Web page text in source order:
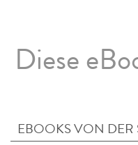
Diese
EBOOKS VON DER